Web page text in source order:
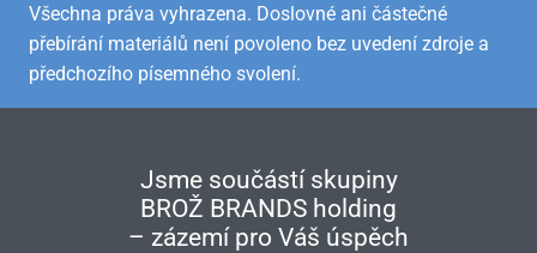
Všechna práva vyhrazena. Doslovné ani částečné
přebírání materiálů není povoleno bez uvedení zdroje a
předchozího písemného svolení.
Jsme součástí skupiny
BROŽ BRANDS holding
– zázemí pro Váš úspěch